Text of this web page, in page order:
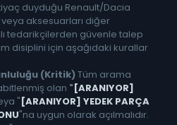
duyduğu Renault/Dacia
aksesuarları diğer
tedarikçilerden güvenle talep
disiplini için aşağıdaki kurallar
(Kritik) Tüm arama
olan "[ARANIYOR]
" [ARANIYOR] YEDEK PARÇA
"na uygun olarak açılmalıdır.